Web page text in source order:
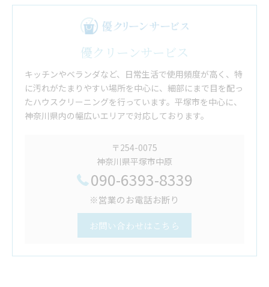
優クリーンサービス
キッチンやベランダなど、日常生活で使用頻度が高く、特
に汚れがたまりやすい場所を中心に、細部にまで目を配っ
たハウスクリーニングを行っています。平塚市を中心に、
神奈川県内の幅広いエリアで対応しております。
〒254-0075
神奈川県平塚市中原
090-6393-8339
※営業のお電話お断り
お問い合わせはこちら